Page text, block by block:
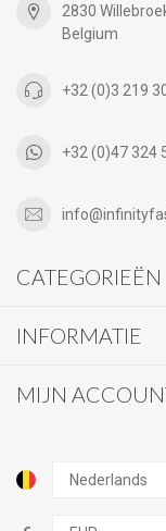
2830
Belgium
+32 (0)3 219
+32 (0)47 324
CATEGORIEËN
INFORMATIE
MIJN